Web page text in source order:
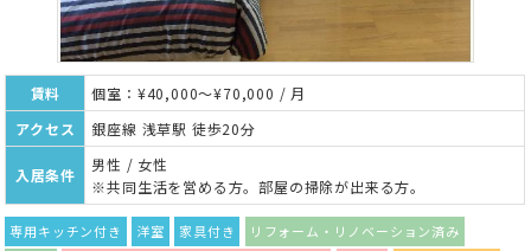
賃料
個室：¥40,000～¥70,000 / 月
アクセス
銀座線 浅草駅 徒歩20分
入居条件
男性 / 女性
※共同生活を営める方。部屋の掃除が出来る方。
専用キッチン付き 洋室 家具付き
リフォーム・リノベーション済み